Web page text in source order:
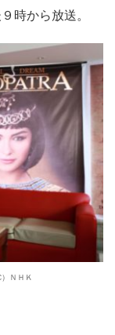
時から放送。
ＮＨＫ